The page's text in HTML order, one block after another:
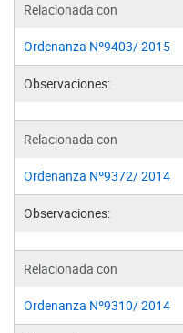
Relacionada con
Ordenanza Nº9403/ 2015
Observaciones:
Relacionada con
Ordenanza Nº9372/ 2014
Observaciones:
Relacionada con
Ordenanza Nº9310/ 2014